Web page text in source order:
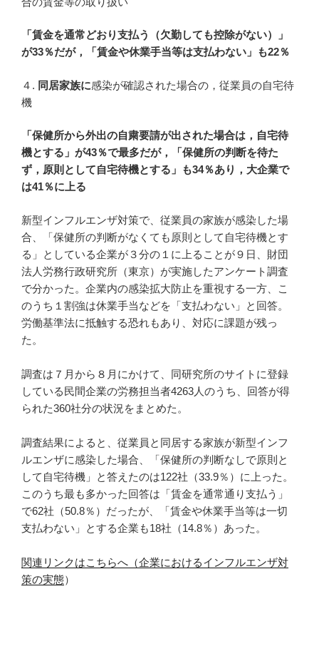
「賃金を通常どおり支払う（欠勤しても控除がない）」
が33％だが，「賃金や休業手当等は支払わない」も22％
４. 同居家族に感染が確認された場合の，従業員の自宅待
機
「保健所から外出の自粛要請が出された場合は，自宅待
機とする」が43％で最多だが，「保健所の判断を待た
ず，原則として自宅待機とする」も34％あり，大企業で
は41％に上る
新型インフルエンザ対策で、従業員の家族が感染した場
合、「保健所の判断がなくても原則として自宅待機とす
る」としている企業が３分の１に上ることが９日、財団
法人労務行政研究所（東京）が実施したアンケート調査
で分かった。企業内の感染拡大防止を重視する一方、こ
のうち１割強は休業手当などを「支払わない」と回答。
労働基準法に抵触する恐れもあり、対応に課題が残っ
た。
調査は７月から８月にかけて、同研究所のサイトに登録
している民間企業の労務担当者4263人のうち、回答が得
られた360社分の状況をまとめた。
調査結果によると、従業員と同居する家族が新型インフ
ルエンザに感染した場合、「保健所の判断なしで原則と
して自宅待機」と答えたのは122社（33.9％）に上った。
このうち最も多かった回答は「賃金を通常通り支払う」
で62社（50.8％）だったが、「賃金や休業手当等は一切
支払わない」とする企業も18社（14.8％）あった。
関連リンクはこちらへ（企業におけるインフルエンザ対
策の実態）